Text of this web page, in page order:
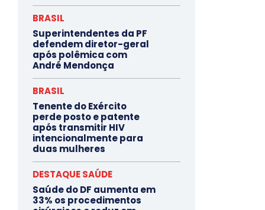
BRASIL
Superintendentes da PF
defendem diretor-geral
após polêmica com
André Mendonça
BRASIL
Tenente do Exército
perde posto e patente
após transmitir HIV
intencionalmente para
duas mulheres
DESTAQUE SAÚDE
Saúde do DF aumenta em
33% os procedimentos